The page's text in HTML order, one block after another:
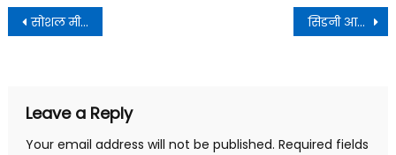
Post
navigation
सोशल मीडिया पर तंमचा लहराना पडा भारी सिडनी आस्ट्रेलिया में होने वाले 67 वें राष्ट्रमंडलीय संसदीय सम्मेलन में सांसद राज्य सभा डा. नरेश बंसल भारत का प्रतिनिधित्व करेंगे।
Leave a Reply
Your email address will not be published. Required fields